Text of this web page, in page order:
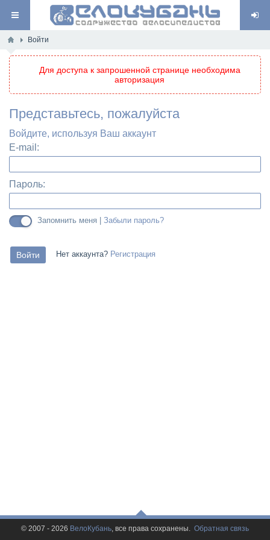
Войти
Для доступа к запрошенной странице необходима
авторизация
Представьтесь, пожалуйста
Войдите, используя Ваш аккаунт
E-mail:
Пароль:
Запомнить меня | Забыли пароль?
Нет аккаунта? Регистрация
© 2007 - 2026 ВелоКубань, все права сохранены. Обратная связь